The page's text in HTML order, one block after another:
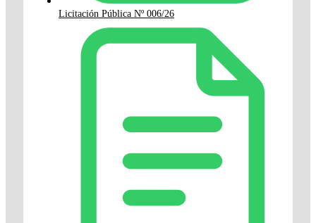
Licitación Pública Nº 006/26